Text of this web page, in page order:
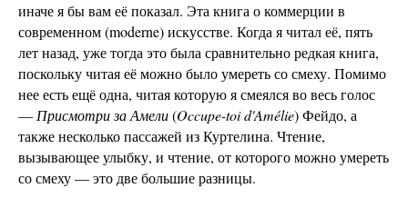
иначе я бы вам её показал. Эта книга о коммерции в
современном (moderne) искусстве. Когда я читал её, пять
лет назад, уже тогда это была сравнительно редкая книга,
поскольку читая её можно было умереть со смеху. Помимо
нее есть ещё одна, читая которую я смеялся во весь голос
— Присмотри за Амели(Occupe-toi d'Amélie) Фейдо, а
также несколько пассажей из Куртелина. Чтение,
вызывающее улыбку, и чтение, от которого можно умереть
со смеху — это две большие разницы.